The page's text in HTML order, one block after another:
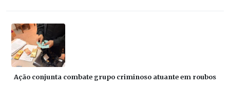
Ação conjunta combate grupo criminoso atuante em roubos